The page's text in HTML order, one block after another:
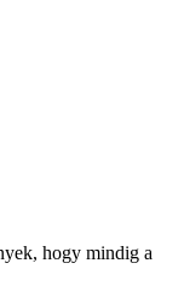
hogy mindig a